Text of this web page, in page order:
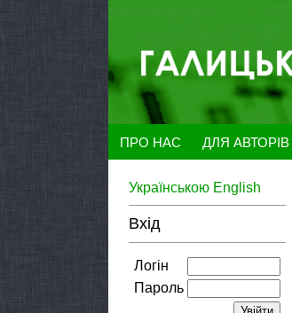
ПРО НАС ДЛЯ АВТОРІВ
Українською English
Вхід
Логін
Пароль